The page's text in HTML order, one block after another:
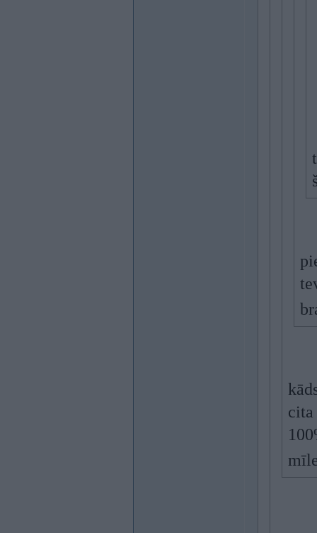
cita